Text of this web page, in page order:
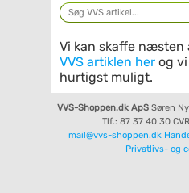
Vi kan skaffe næsten
VVS artiklen her og
hurtigst muligt.
VVS-Shoppen.dk ApS Søren
Tlf.: 87 37 40 30
mail@vvs-shoppen.dk
Privatlivs- og